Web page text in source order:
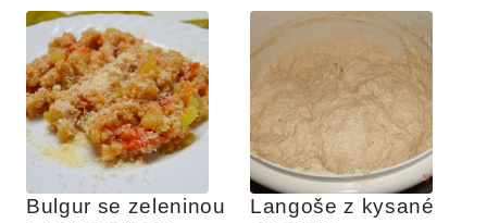
Bulgur se zeleninou
Langoše z kysané